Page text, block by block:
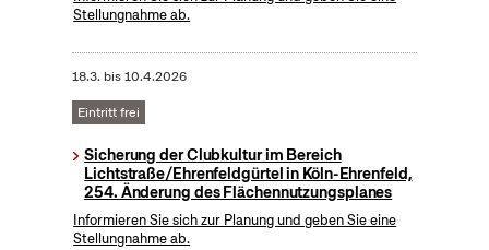
Stellungnahme ab.
18.3. bis10.4.2026
Eintritt frei
Sicherung der Clubkultur im Bereich
Lichtstraße/Ehrenfeldgürtel in Köln-Ehrenfeld,
254. Änderung des Flächennutzungsplanes
Informieren Sie sich zur Planung und geben Sie eine
Stellungnahme ab.